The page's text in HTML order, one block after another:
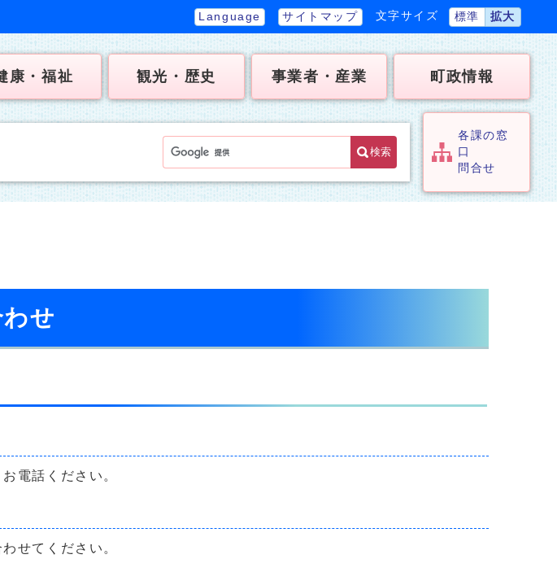
Language サイトマップ 文字サイズ 標準 拡大
康・福祉 観光・歴史 事業者・産業 町政情報
検索
各課の窓
口
問合せ
せ
電話ください。
せてください。